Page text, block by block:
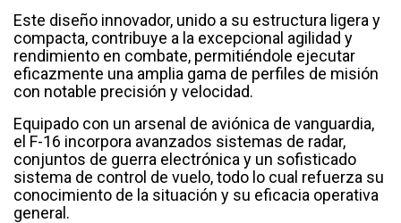
Este diseño innovador, unido a su estructura ligera y
compacta, contribuye a la excepcional agilidad y
rendimiento en combate, permitiéndole ejecutar
eficazmente una amplia gama de perfiles de misión
con notable precisión y velocidad.
Equipado con un arsenal de aviónica de vanguardia,
el F-16 incorpora avanzados sistemas de radar,
conjuntos de guerra electrónica y un sofisticado
sistema de control de vuelo, todo lo cual refuerza su
conocimiento de la situación y su eficacia operativa
general.